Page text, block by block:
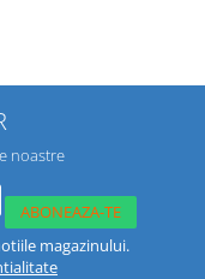
noastre
magazinului.